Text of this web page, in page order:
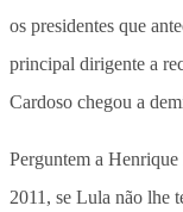
os presidentes que
principal dirigente a
Cardoso chegou a
Perguntem a
2011, se Lula não lhe